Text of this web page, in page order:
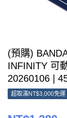
(預購)
INFINITY 可
20260106 |
超取滿NT$3,000免運